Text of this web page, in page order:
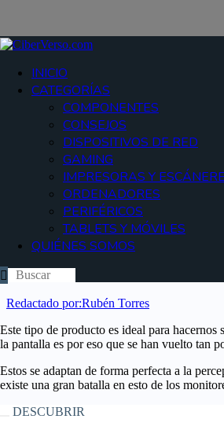
INICIO
CATEGORÍAS
COMPONENTES
CONSEJOS
DISPOSITIVOS DE RED
GAMING
IMPRESORAS Y
ORDENADORES
PERIFÉRICOS
TABLETS Y MÓVILES
QUIÉNES SOMOS
Redactado por:Rubén Torres
Este tipo de producto es ideal para
la pantalla es por eso que se han vuelto tan
Estos se adaptan de forma perfecta a la
existe una gran batalla en esto de los
DESCUBRIR